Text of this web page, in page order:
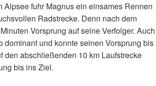
Alpsee fuhr Magnus ein einsames Rennen
Radstrecke. Denn nach dem
Vorsprung auf seine Verfolger. Auch
dominant und konnte seinen Vorsprung bis
den abschließenden 10 km Laufstrecke
bis ins Ziel.